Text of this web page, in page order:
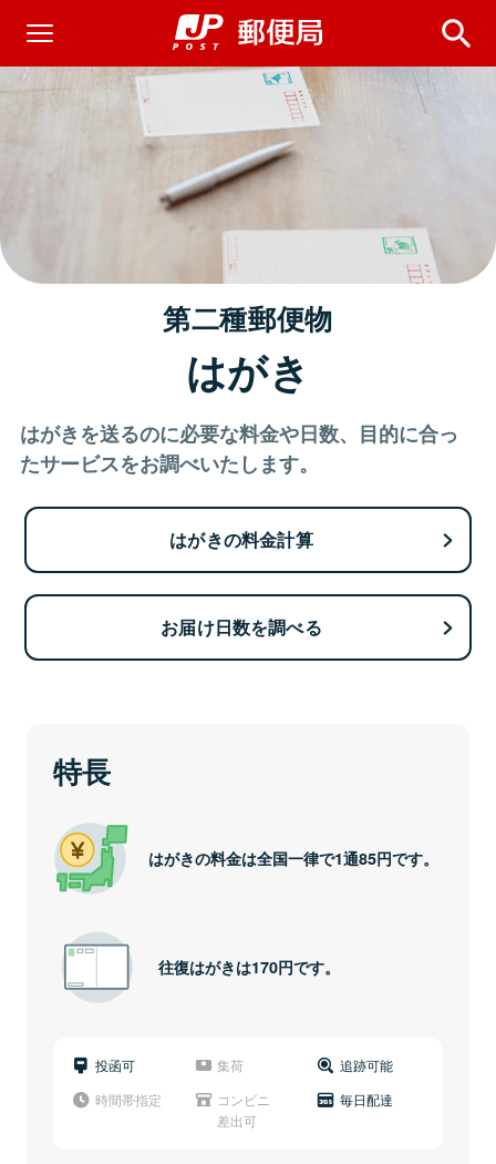
第二種郵便物
はがき
はがきを送るのに必要な料金や日数、目的に合っ
たサービスをお調べいたします。
はがきの料金計算
お届け日数を調べる
特長
はがきの料金は全国一律で1通85円です。
往復はがきは170円です。
投函可 集荷
追跡可能
時間帯指定
コンビニ
差出可
毎日配達